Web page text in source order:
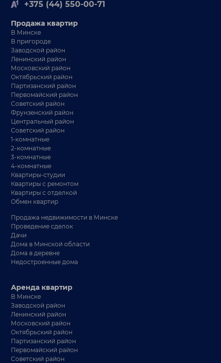
+375 (44) 550-00-71
Продажа квартир
В Минске
В пригороде
Заводской район
Ленинский район
Московский район
Октябрьский район
Партизанский район
Первомайский район
Советский район
Фрунзенский район
Центральный район
Советский район
1-комнатные
2-комнатные
3-комнатные
4-комнатные
Квартиры-студии
Квартиры с ремонтом
Квартиры с отделкой
Обмен квартир
Продажа недвижимости в Минске
Проведение сделок
Дачи
Дома в Минской области
Дома в деревне
Недостроенные дома
Аренда квартир
В Минске
Заводской район
Ленинский район
Московский район
Октябрьский район
Партизанский район
Первомайский район
Советский район